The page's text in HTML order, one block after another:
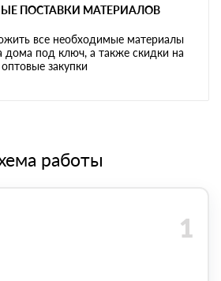
ПОСТАВКИ МАТЕРИАЛОВ
все необходимые материалы
дома под ключ, а также скидки на
оптовые закупки
работы